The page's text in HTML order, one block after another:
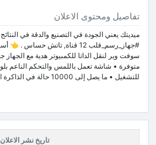
تفاصيل ومحتوى الاعلان
ميديتك يعني الجودة في التصنيع والدقة في
#جهاز_رسم_قلب 12 قناة, تاتش
سوفت وير لنقل الداتا للكمبيوتر هدية مع الجهاز
متوفرة • شاشة تعمل باللمس والتحكم الناعم
للتشغيل • ما يصل إلى 10000 حالة في الذاكرة الداخل
تاريخ نشر الاعلان